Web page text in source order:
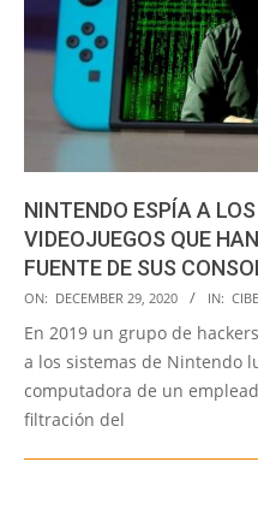
NINTENDO ESPÍA A
VIDEOJUEGOS QUE
FUENTE DE SUS
2020-
12-
29
ON: DECEMBER 29, 2020 IN:
En 2019 un grupo de
a los sistemas de Nintendo
computadora de un
filtración del